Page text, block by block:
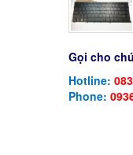
Gọi cho
Hotline:
Phone: